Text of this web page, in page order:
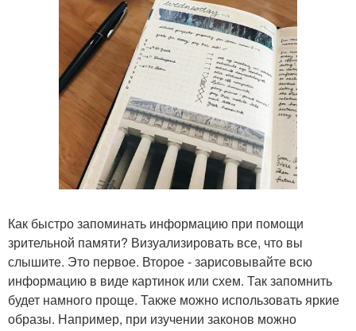
Как быстро запоминать информацию при помощи
зрительной памяти? Визуализировать все, что вы
слышите. Это первое. Второе - зарисовывайте всю
информацию в виде картинок или схем. Так запомнить
будет намного проще. Также можно использовать яркие
образы. Например, при изучении законов можно